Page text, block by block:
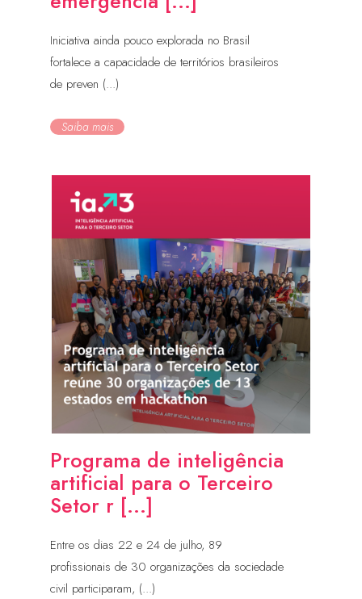
Iniciativa ainda pouco explorada no Brasil
fortalece a capacidade de territórios brasileiros
de preven (...)
Saiba mais
Programa de inteligência
artificial para o Terceiro
Setor r [...]
Entre os dias 22 e 24 de julho, 89
profissionais de 30 organizações da sociedade
civil participaram, (...)